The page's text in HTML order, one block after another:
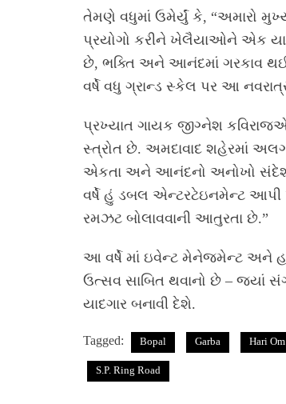
તેમણે વધુમાં ઉમેર્યું કે, “અમારો
પ્રયોગો કરીને ખેલૈયાઓને એક
છે, ભક્તિ અને આનંદમાં ગરકાવ
વર્ષે વધુ ગ્રાન્ડ સ્કેલ પર આ
પ્રખ્યાત ગાયક જીગ્નેશ
સ્ત્રોત છે. અમદાવાદ શહેરમાં
એકતા અને આનંદનો અનોખો
વર્ષે હું ડબલ એન્ટરટેઇનમેન્ટ આપી
રમઝટ બોલાવવાની આતુરતા છે.”
આ વર્ષે માં ઇવેન્ટ મેનેજમેન્ટ અને
ઉત્સવ સાબિત થવાનો છે – જ્યાં
યાદગાર બનાવી દેશે.
Tagged: Bopal Garba Hari
S.P. Ring Road